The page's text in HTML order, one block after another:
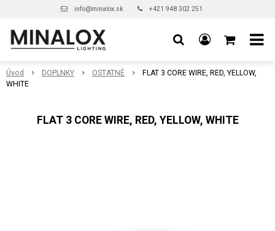
info@minalox.sk +421 948 302 251
Úvod DOPLNKY OSTATNÉ
FLAT 3 CORE WIRE, RED, YELLOW,
WHITE
FLAT 3 CORE WIRE, RED, YELLOW, WHITE